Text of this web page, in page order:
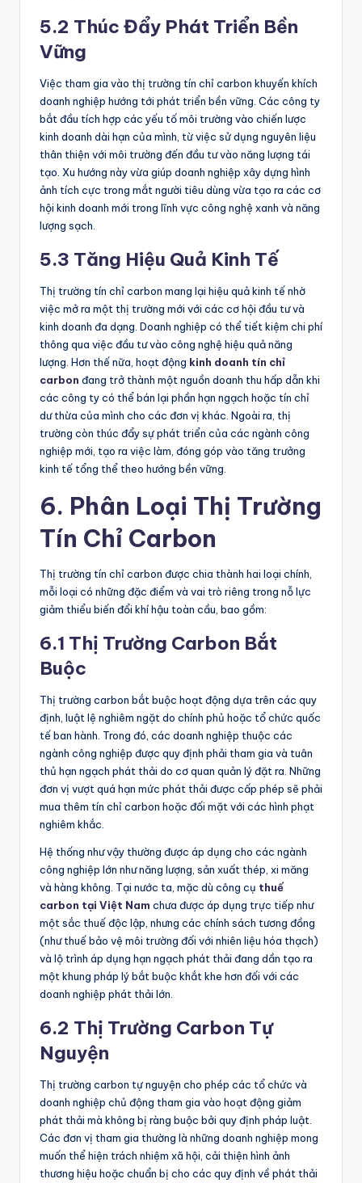
5.2 Thúc Đẩy Phát Triển Bền
Vững
Việc tham gia vào thị trường tín chỉ carbon khuyến khích
doanh nghiệp hướng tới phát triển bền vững. Các công ty
bắt đầu tích hợp các yếu tố môi trường vào chiến lược
kinh doanh dài hạn của mình, từ việc sử dụng nguyên liệu
thân thiện với môi trường đến đầu tư vào năng lượng tái
tạo. Xu hướng này vừa giúp doanh nghiệp xây dựng hình
ảnh tích cực trong mắt người tiêu dùng vừa tạo ra các cơ
hội kinh doanh mới trong lĩnh vực công nghệ xanh và năng
lượng sạch.
5.3 Tăng Hiệu Quả Kinh Tế
Thị trường tín chỉ carbon mang lại hiệu quả kinh tế nhờ
việc mở ra một thị trường mới với các cơ hội đầu tư và
kinh doanh đa dạng. Doanh nghiệp có thể tiết kiệm chi phí
thông qua việc đầu tư vào công nghệ hiệu quả năng
lượng. Hơn thế nữa, hoạt động kinh doanh tín chỉ
carbon đang trở thành một nguồn doanh thu hấp dẫn khi
các công ty có thể bán lại phần hạn ngạch hoặc tín chỉ
dư thừa của mình cho các đơn vị khác. Ngoài ra, thị
trường còn thúc đẩy sự phát triển của các ngành công
nghiệp mới, tạo ra việc làm, đóng góp vào tăng trưởng
kinh tế tổng thể theo hướng bền vững.
6. Phân Loại Thị Trường
Tín Chỉ Carbon
Thị trường tín chỉ carbon được chia thành hai loại chính,
mỗi loại có những đặc điểm và vai trò riêng trong nỗ lực
giảm thiểu biến đổi khí hậu toàn cầu, bao gồm:
6.1 Thị Trường Carbon Bắt
Buộc
Thị trường carbon bắt buộc hoạt động dựa trên các quy
định, luật lệ nghiêm ngặt do chính phủ hoặc tổ chức quốc
tế ban hành. Trong đó, các doanh nghiệp thuộc các
ngành công nghiệp được quy định phải tham gia và tuân
thủ hạn ngạch phát thải do cơ quan quản lý đặt ra. Những
đơn vị vượt quá hạn mức phát thải được cấp phép sẽ phải
mua thêm tín chỉ carbon hoặc đối mặt với các hình phạt
nghiêm khắc.
Hệ thống như vậy thường được áp dụng cho các ngành
công nghiệp lớn như năng lượng, sản xuất thép, xi măng
và hàng không. Tại nước ta, mặc dù công cụ thuế
carbon tại Việt Nam chưa được áp dụng trực tiếp như
một sắc thuế độc lập, nhưng các chính sách tương đồng
(như thuế bảo vệ môi trường đối với nhiên liệu hóa thạch)
và lộ trình áp dụng hạn ngạch phát thải đang dần tạo ra
một khung pháp lý bắt buộc khắt khe hơn đối với các
doanh nghiệp phát thải lớn.
6.2 Thị Trường Carbon Tự
Nguyện
Thị trường carbon tự nguyện cho phép các tổ chức và
doanh nghiệp chủ động tham gia vào hoạt động giảm
phát thải mà không bị ràng buộc bởi quy định pháp luật.
Các đơn vị tham gia thường là những doanh nghiệp mong
muốn thể hiện trách nhiệm xã hội, cải thiện hình ảnh
thương hiệu hoặc chuẩn bị cho các quy định về phát thải